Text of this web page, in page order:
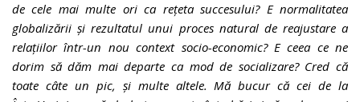
de cele mai multe ori ca rețeta succesului? E normalitatea
globalizării și rezultatul unui proces natural de reajustare a
relațiilor într-un nou context socio-economic? E ceea ce ne
dorim să dăm mai departe ca mod de socializare? Cred că
toate câte un pic, și multe altele. Mă bucur că cei de la